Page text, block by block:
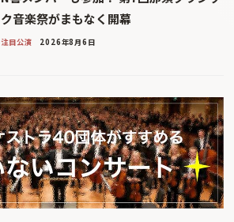
ク音楽祭がまもなく開幕
注目公演 2026年8月6日